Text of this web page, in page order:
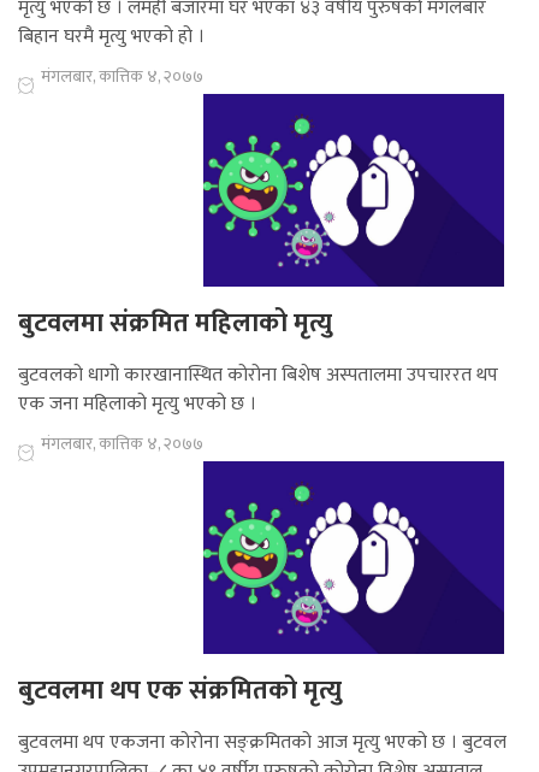
मृत्यु भएको छ । लमही बजारमा घर भएका ४३ वर्षीय पुरुषको मंगलबार
बिहान घरमै मृत्यु भएको हो ।
मंगलबार, कात्तिक ४, २०७७
बुटवलमा संक्रमित महिलाको मृत्यु
बुटवलको धागो कारखानास्थित कोरोना बिशेष अस्पतालमा उपचाररत थप
एक जना महिलाको मृत्यु भएको छ ।
मंगलबार, कात्तिक ४, २०७७
बुटवलमा थप एक संक्रमितको मृत्यु
बुटवलमा थप एकजना कोरोना सङ्क्रमितको आज मृत्यु भएको छ । बुटवल